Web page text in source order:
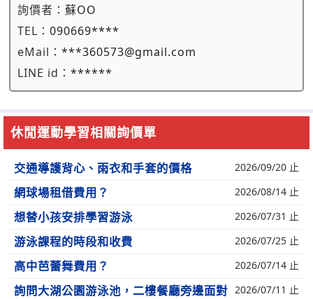
詢價者： 蘇OO
TEL： 090669****
eMail： ***360573@gmail.com
LINE id： ******
休閒運動學習相關詢價單
交通導護背心、雨衣和手套的價格 2026/09/20 止
網球場租借費用？ 2026/08/14 止
想替小孩安排學習游泳 2026/07/31 止
游泳課程的時段和收費 2026/07/25 止
高中芭蕾舞費用？ 2026/07/14 止
詢問大湖公園游泳池，二樓餐廳旁邊面對 2026/07/11 止